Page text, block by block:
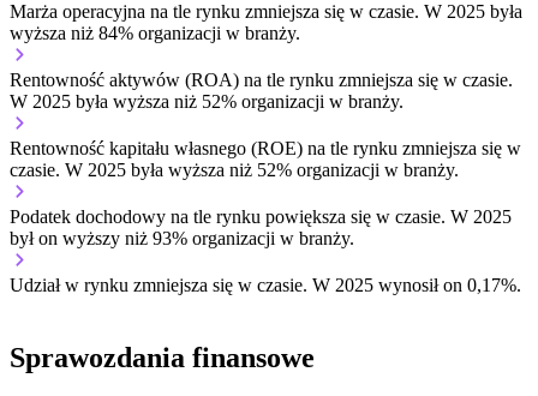
Marża operacyjna na tle rynku zmniejsza się w czasie. W 2025 była
wyższa niż 84% organizacji w branży.
Rentowność aktywów (ROA) na tle rynku zmniejsza się w czasie.
W 2025 była wyższa niż 52% organizacji w branży.
Rentowność kapitału własnego (ROE) na tle rynku zmniejsza się w
czasie. W 2025 była wyższa niż 52% organizacji w branży.
Podatek dochodowy na tle rynku powiększa się w czasie. W 2025
był on wyższy niż 93% organizacji w branży.
Udział w rynku zmniejsza się w czasie. W 2025 wynosił on 0,17%.
Sprawozdania finansowe